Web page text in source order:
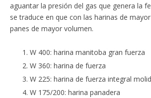
aguantar la presión del gas que genera la
se traduce en que con las harinas de
panes de mayor volumen.
W 400: harina manitoba gran fuerza
W 360: harina de fuerza
W 225: harina de fuerza integral
W 175/200: harina panadera